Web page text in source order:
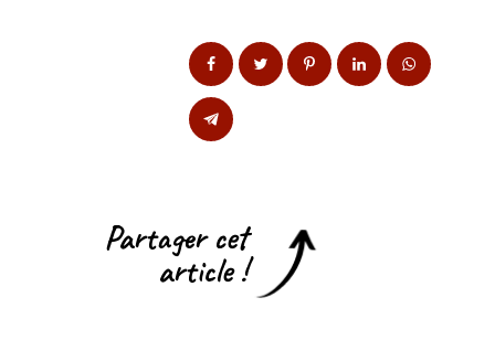
Partager cet
article !